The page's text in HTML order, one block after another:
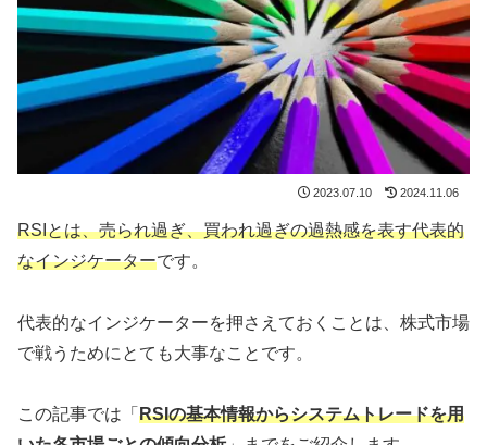
2023.07.10 2024.11.06
RSIとは、売られ過ぎ、買われ過ぎの過熱感を表す代表的
なインジケーターです。
代表的なインジケーターを押さえておくことは、株式市場
で戦うためにとても大事なことです。
この記事では「 RSIの基本情報からシステムトレードを用